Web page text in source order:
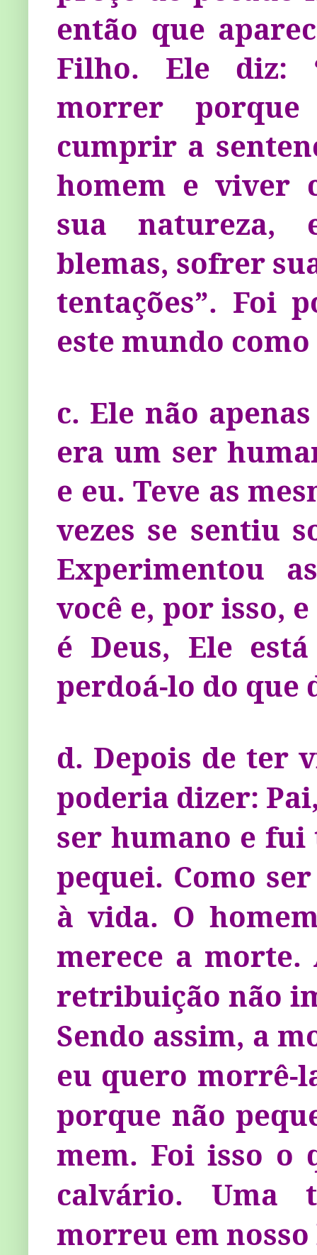
então que
Filho. Ele diz:
morrer
cumprir a
homem e viver
sua natureza,
blemas, sofrer
tentações”. Foi
este mundo
c. Ele não
era um ser
e eu. Teve as
vezes se sentiu
Experimen­tou
você e, por isso,
é Deus, Ele
perdoá­-lo do que
d. Depois de ter
poderia dizer:
ser humano e fui
pequei. Como
à vida. O
merece a
retribuição não
Sendo assim, a
eu quero morrê-
porque não
mem. Foi isso o
calvário. Uma
morreu em